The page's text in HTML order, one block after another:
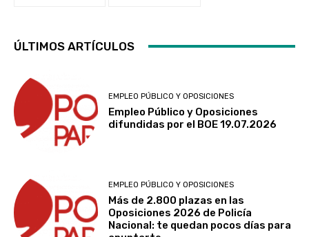
ÚLTIMOS ARTÍCULOS
EMPLEO PÚBLICO Y OPOSICIONES
Empleo Público y Oposiciones
difundidas por el BOE 19.07.2026
EMPLEO PÚBLICO Y OPOSICIONES
Más de 2.800 plazas en las
Oposiciones 2026 de Policía
Nacional: te quedan pocos días para